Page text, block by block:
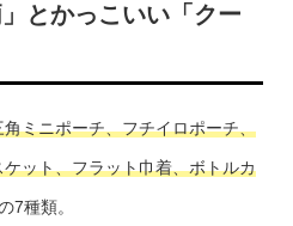
とかっこいい「クー
角ミニポーチ、フチイロポーチ、
ット、フラット巾着、ボトルカ
7種類。